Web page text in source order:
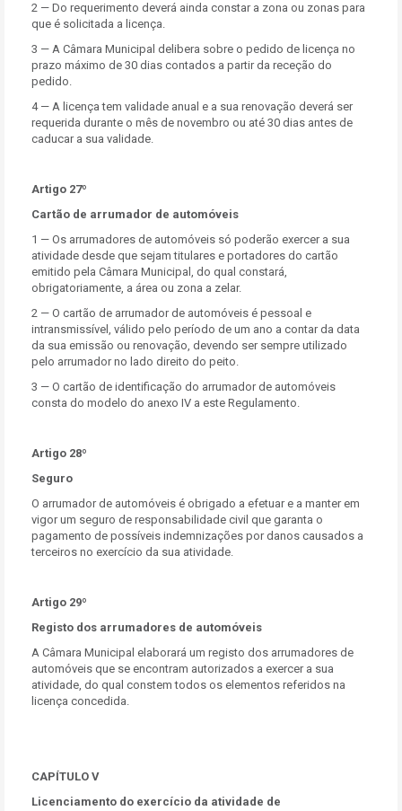
2 — Do requerimento deverá ainda constar a zona ou zonas para
que é solicitada a licença.
3 — A Câmara Municipal delibera sobre o pedido de licença no
prazo máximo de 30 dias contados a partir da receção do
pedido.
4 — A licença tem validade anual e a sua renovação deverá ser
requerida durante o mês de novembro ou até 30 dias antes de
caducar a sua validade.
Artigo 27º
Cartão de arrumador de automóveis
1 — Os arrumadores de automóveis só poderão exercer a sua
atividade desde que sejam titulares e portadores do cartão
emitido pela Câmara Municipal, do qual constará,
obrigatoriamente, a área ou zona a zelar.
2 — O cartão de arrumador de automóveis é pessoal e
intransmissível, válido pelo período de um ano a contar da data
da sua emissão ou renovação, devendo ser sempre utilizado
pelo arrumador no lado direito do peito.
3 — O cartão de identificação do arrumador de automóveis
consta do modelo do anexo IV a este Regulamento.
Artigo 28º
Seguro
O arrumador de automóveis é obrigado a efetuar e a manter em
vigor um seguro de responsabilidade civil que garanta o
pagamento de possíveis indemnizações por danos causados a
terceiros no exercício da sua atividade.
Artigo 29º
Registo dos arrumadores de automóveis
A Câmara Municipal elaborará um registo dos arrumadores de
automóveis que se encontram autorizados a exercer a sua
atividade, do qual constem todos os elementos referidos na
licença concedida.
CAPÍTULO V
Licenciamento do exercício da atividade de